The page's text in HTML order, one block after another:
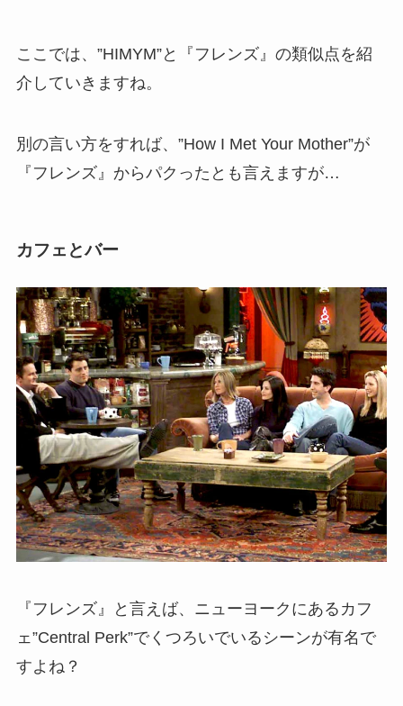
ここでは、”HIMYM”と『フレンズ』の類似点を紹
介していきますね。
別の言い方をすれば、”How I Met Your Mother”が
『フレンズ』からパクったとも言えますが…
カフェとバー
『フレンズ』と言えば、ニューヨークにあるカフ
ェ”Central Perk”でくつろいでいるシーンが有名で
すよね？